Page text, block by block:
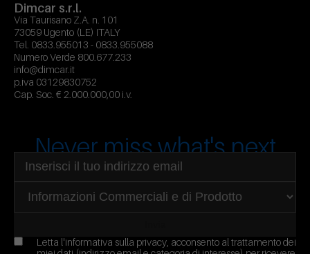
Dimcar s.r.l.
Via Taurisano Z.A. n. 101
73059 Ugento (LE) ITALY
Tel. 0833.955013 - 0833.955088
Numero Verde 800.677.233
info@dimcar.it
p.iva 03129830752
Cap. Soc. € 2.000.000,00 i.v.
Never miss what's next
Letta l'informativa sulla privacy , acconsento al trattamento dei